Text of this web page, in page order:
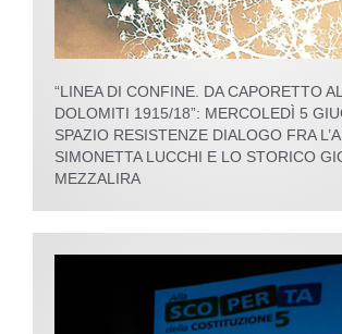
“LINEA DI CONFINE. DA CAPORETTO
DOLOMITI 1915/18”: MERCOLEDÌ 5
SPAZIO RESISTENZE DIALOGO FRA
SIMONETTA LUCCHI E LO STORICO
MEZZALIRA